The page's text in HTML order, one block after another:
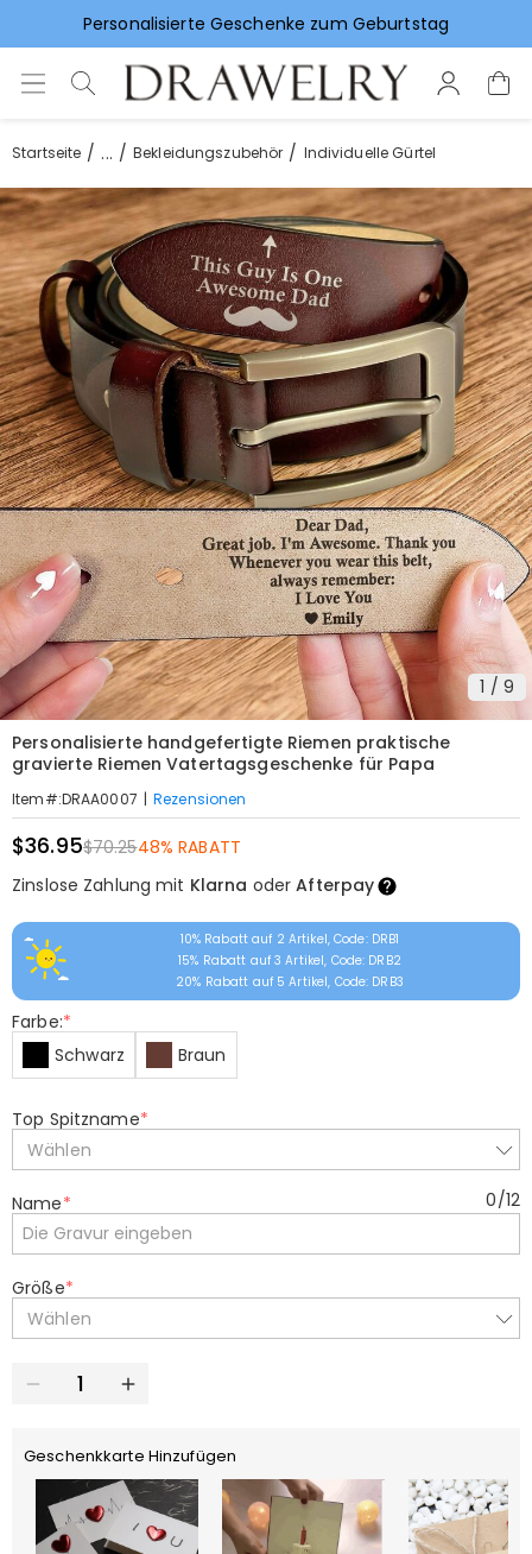
Vorlieben für Hochzeitsgeschenke
Startseite ... Bekleidungszubehör Individuelle Gürtel
1 / 9
Personalisierte handgefertigte Riemen praktische
gravierte Riemen Vatertagsgeschenke für Papa
Item#:DRAA0007 | Rezensionen
$36.95$70.2548% RABATT
Zinslose Zahlung mit Klarna oderAfterpay
10% Rabatt auf 2 Artikel, Code: DRB1
15% Rabatt auf 3 Artikel, Code: DRB2
20% Rabatt auf 5 Artikel, Code: DRB3
Farbe:*
Schwarz
Braun
Top Spitzname*
Wählen
Name* 0/12
Größe*
Wählen
Geschenkkarte Hinzufügen